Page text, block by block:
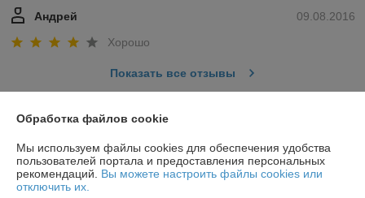
09.08.2016
Андрей
Хорошо
Показать все отзывы
О нас
Контакты
Обработка файлов cookie
Мы используем файлы cookies для обеспечения удобства
пользователей портала и предоставления персональных
рекомендаций. Вы можете настроить файлы cookies или
отключить их.